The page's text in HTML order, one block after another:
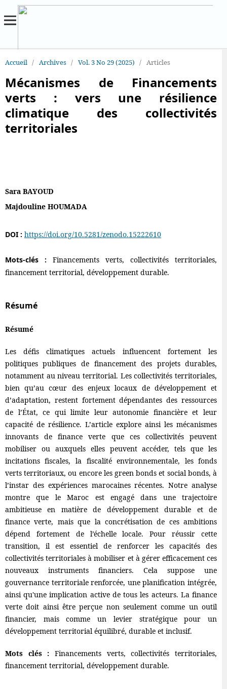
Accueil / Archives / Vol. 3 No 29 (2025) / Articles
Mécanismes de Financements
verts : vers une résilience
climatique des collectivités
territoriales
Sara BAYOUD
Majdouline HOUMADA
DOI : https://doi.org/10.5281/zenodo.15222610
Mots-clés : Financements verts, collectivités territoriales,
financement territorial, développement durable.
Résumé
Résumé
Les défis climatiques actuels influencent fortement les
politiques publiques de financement des projets durables,
notamment au niveau territorial. Les collectivités territoriales,
bien qu’au cœur des enjeux locaux de développement et
d’adaptation, restent fortement dépendantes des ressources
de l’État, ce qui limite leur autonomie financière et leur
capacité de résilience. L’article explore ainsi les mécanismes
innovants de finance verte que ces collectivités peuvent
mobiliser ou auxquels elles peuvent accéder, tels que les
incitations fiscales, la fiscalité environnementale, les fonds
verts territoriaux, ou encore les green bonds et social bonds, à
l’instar des expériences marocaines récentes. Notre analyse
montre que le Maroc est engagé dans une trajectoire
ambitieuse en matière de développement durable et de
finance verte, mais que la concrétisation de ces ambitions
dépend fortement de l’échelle locale. Pour réussir cette
transition, il est essentiel de renforcer les capacités des
collectivités territoriales à mobiliser et à gérer efficacement ces
nouveaux instruments financiers. Cela suppose une
gouvernance territoriale renforcée, une planification intégrée,
ainsi qu'une implication active de tous les acteurs. La finance
verte doit ainsi être perçue non seulement comme un outil
financier, mais comme un levier stratégique pour un
développement territorial équilibré, durable et inclusif.
Mots clés : Financements verts, collectivités territoriales,
financement territorial, développement durable.